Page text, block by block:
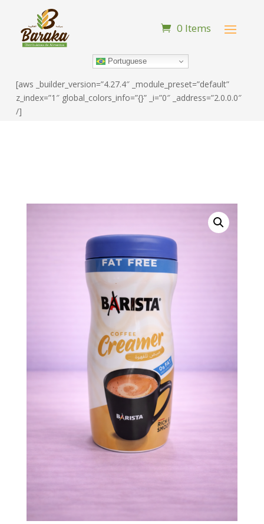
0 Items
Portuguese
[aws _builder_version=”4.27.4″ _module_preset=”default”
z_index=”1″ global_colors_info=”{}” _i=”0″ _address=”2.0.0.0″
/]